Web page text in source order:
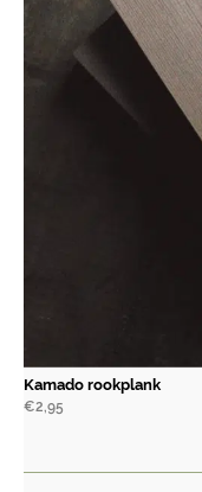
Kamado rookplank
€2,95